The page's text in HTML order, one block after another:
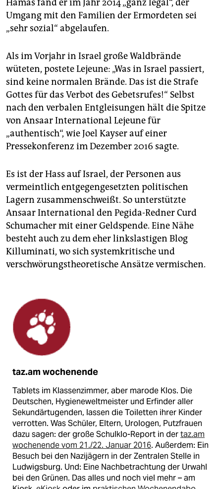
Hamas fand er im Jahr 2014 „ganz legal“, der
Umgang mit den Familien der Ermordeten sei
„sehr sozial“ abgelaufen.
Als im Vorjahr in Israel große Waldbrände
wüteten, postete Lejeune: „Was in Israel passiert,
sind keine normalen Brände. Das ist die Strafe
Gottes für das Verbot des Gebetsrufes!“ Selbst
nach den verbalen Entgleisungen hält die Spitze
von Ansaar International Lejeune für
„authentisch“, wie Joel Kayser auf einer
Pressekonferenz im Dezember 2016 sagte.
Es ist der Hass auf Israel, der Personen aus
vermeintlich entgegengesetzten politischen
Lagern zusammenschweißt. So unterstützte
Ansaar International den Pegida-Redner Curd
Schumacher mit einer Geldspende. Eine Nähe
besteht auch zu dem eher linkslastigen Blog
Killuminati, wo sich systemkritische und
verschwörungstheoretische Ansätze vermischen.
taz.am wochenende
Tablets im Klassenzimmer, aber marode Klos. Die
Deutschen, Hygieneweltmeister und Erfinder aller
Sekundärtugenden, lassen die Toiletten ihrer Kinder
verrotten. Was Schüler, Eltern, Urologen, Putzfrauen
dazu sagen: der große Schulklo-Report in dertaz.am
wochenende vom 21./22. Januar 2016. Außerdem: Ein
Besuch bei den Nazijägern in der Zentralen Stelle in
Ludwigsburg. Und: Eine Nachbetrachtung der Urwahl
bei den Grünen. Das alles und noch viel mehr – am